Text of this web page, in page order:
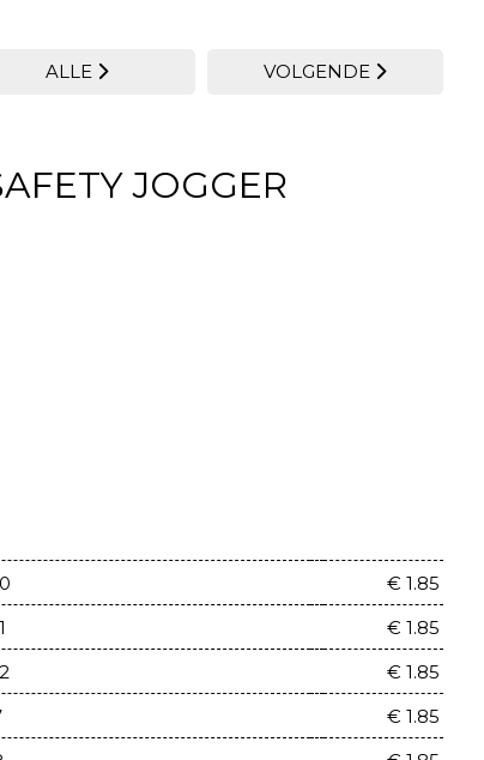
ALLE VOLGENDE
JOGGER
€ 1.85
€ 1.85
€ 1.85
€ 1.85